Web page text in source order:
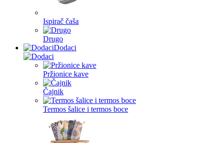
Ispirač čaša
Drugo
Dodaci
Pržionice kave
Čajnik
Termos šalice i termos boce